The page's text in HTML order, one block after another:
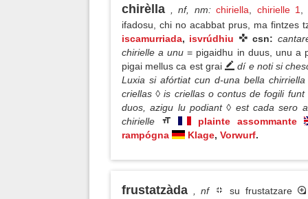
chirèlla , nf, nm: chiriella chirielle 1
ifadosu, chi no acabbat prus, ma fintzes
iscamurriada, isvrúdhiu csn:
chirielle a unu= pigaidhu in duus, unu a
pigai mellus ca est grai
dí e noti si
Luxia si afórtiat cun d-una bella
criellas ◊ is criellas o contus de fogili
duos, azigu lu podiant ◊ est cada sero
chirielle
plainte assommante
rampógna
Klage, Vorwurf.
frustatzàda , nf
su frustatzare